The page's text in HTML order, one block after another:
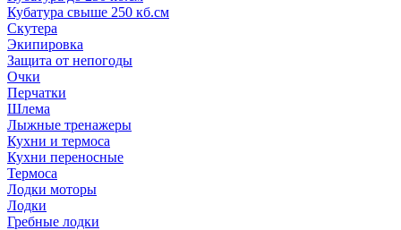
Кубатура свыше 250 кб.см
Скутера
Экипировка
Защита от непогоды
Очки
Перчатки
Шлема
Лыжные тренажеры
Кухни и термоса
Кухни переносные
Термоса
Лодки моторы
Лодки
Гребные лодки